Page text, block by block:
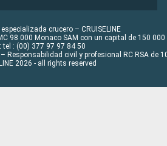
crucero – CRUISELINE
98 000 Monaco SAM con un capital de 150 000
tel : (00) 377 97 97 84 50
Responsabilidad civil y profesional RC RSA de
2026 - all rights reserved